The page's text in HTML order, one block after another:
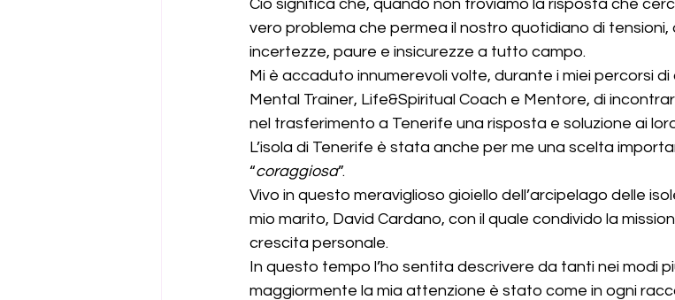
Ciò significa che, quando non troviamo la risposta che
vero problema che permea il nostro quotidiano di tensioni,
incertezze, paure e insicurezze a tutto campo.
Mi è accaduto innumerevoli volte, durante i miei percorsi
Mental Trainer, Life&Spiritual Coach e Mentore, di
nel trasferimento a Tenerife una risposta e soluzione ai
L’isola di Tenerife è stata anche per me una scelta
“coraggiosa”.
Vivo in questo meraviglioso gioiello dell’arcipelago delle
mio marito, David Cardano, con il quale condivido la
crescita personale.
In questo tempo l’ho sentita descrivere da tanti nei modi
maggiormente la mia attenzione è stato come in ogni